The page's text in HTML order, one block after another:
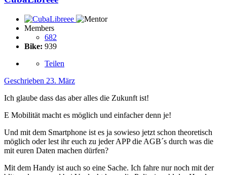
Members
682
Bike: 939
Teilen
Geschrieben 23. März
Ich glaube dass das aber alles die Zukunft ist!
E Mobilität macht es möglich und einfacher denn je!
Und mit dem Smartphone ist es ja sowieso jetzt schon theoretisch
möglich oder lest ihr euch zu jeder APP die AGB´s durch was die
mit euren Daten machen dürfen?
Mit dem Handy ist auch so eine Sache. Ich fahre nur noch mit der